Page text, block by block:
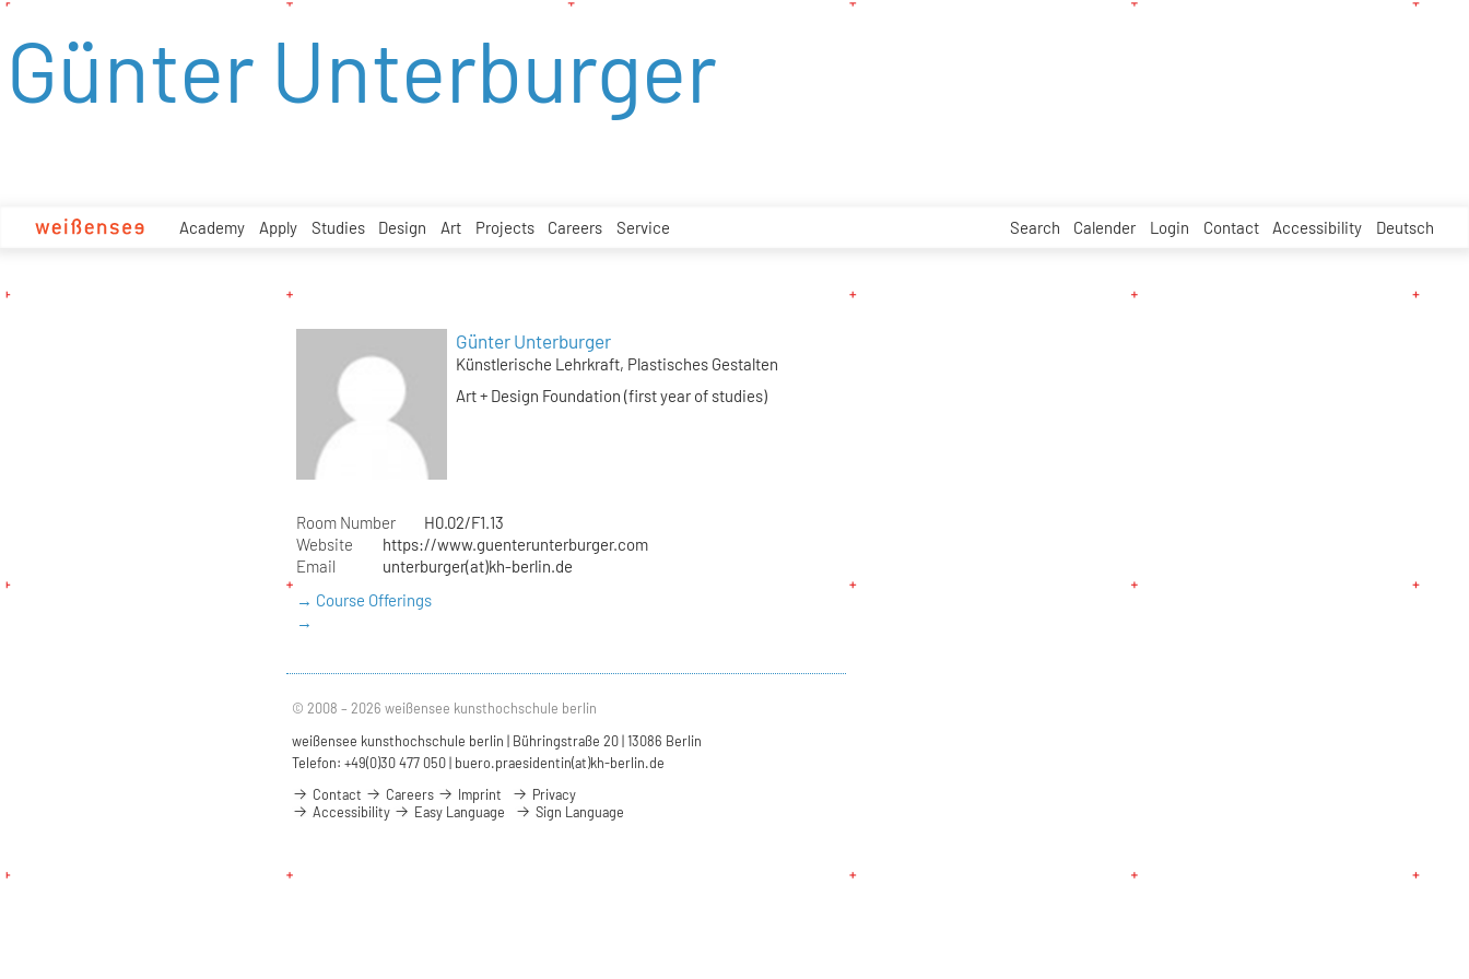
zum
Academy Apply Studies Design Art Projects Careers Service Search Calender Login Contact Accessibility Deutsch
Günter Unterburger
Günter Unterburger
Künstlerische Lehrkraft, Plastisches Gestalten
Art + Design Foundation (first year of studies)
Room Number
H0.02/F1.13
Website
https://www.guenterunterburger.com
Email
unterburger(at)kh-berlin.de
→ Course Offerings
→
© 2008 – 2026 weißensee kunsthochschule berlin
weißensee kunsthochschule berlin | Bühringstraße 20 | 13086 Berlin
Telefon: +49(0)30 477 050 | buero.praesidentin(at)kh-berlin.de
Contact
Careers Imprint
Privacy
Accessibility
Easy Language Sign Language